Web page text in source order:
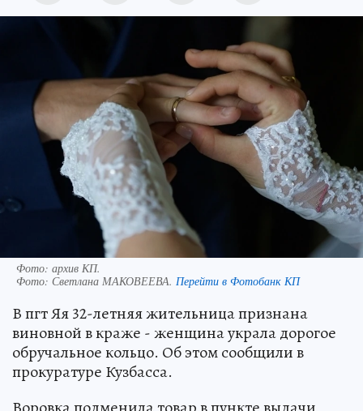
Фото: архив КП.
Фото: Светлана МАКОВЕЕВА. Перейти в Фотобанк КП
В пгт Яя 32-летняя жительница признана
виновной в краже - женщина украла дорогое
обручальное кольцо. Об этом сообщили в
прокуратуре Кузбасса.